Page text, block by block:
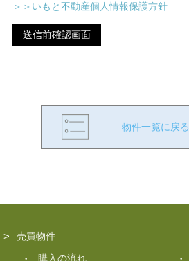
＞＞いもと不動産個人情報保護方針
物件一覧に戻る
売買物件
購入の流れ